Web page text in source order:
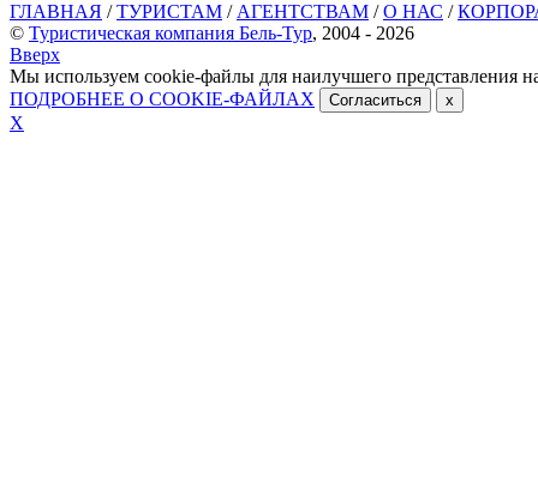
ГЛАВНАЯ /ТУРИСТАМ / АГЕНТСТВАМ /О НАС /
© Туристическая компания Бель-Тур, 2004 - 2026
Вверх
Мы используем cookie-файлы для наилучшего представления
ПОДРОБНЕЕ О COOKIE-ФАЙЛАХ
Согласиться x
Х